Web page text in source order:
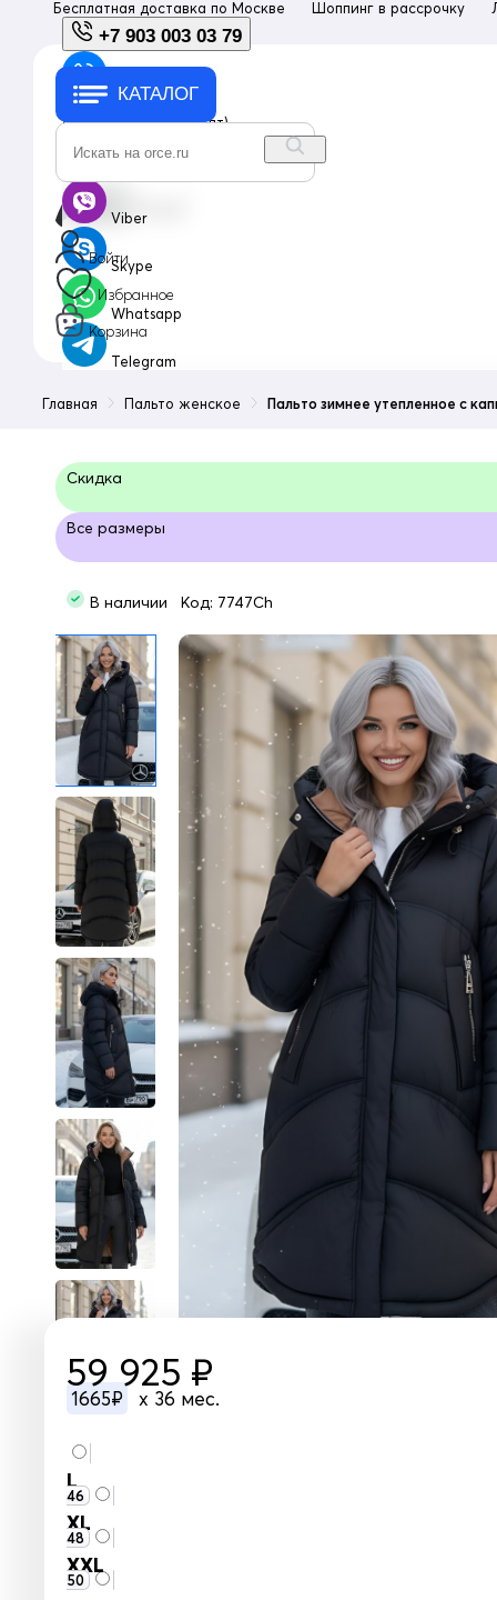
Бесплатная доставка по Москве Шоппинг в рассрочку
+7 903 003 03 79
+7 903 003 03 79
с 10:00 до 18:00 (пн-пт)
Viber
Skype
Whatsapp
Telegram
КАТАЛОГ
Войти
Избранное
Корзина
Главная Пальто женское Пальто зимнее утепленное с
Скидка
Все размеры
В наличии Код: 7747Ch
59 925 ₽
1665₽ x 36 мес.
L
46
XL
48
XXL
50